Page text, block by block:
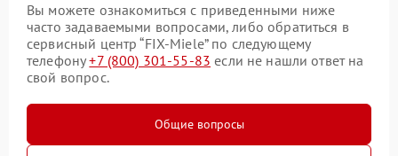
Вы можете ознакомиться с приведенными ниже
часто задаваемыми вопросами, либо обратиться в
сервисный центр “FIX-Miele” по следующему
телефону+7 (800) 301-55-83 если не нашли ответ на
свой вопрос.
Общие вопросы